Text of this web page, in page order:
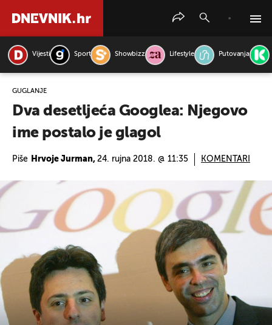
Vijesti Sport Showbizz Lifestyle Putovanja
GUGLANJE
Dva desetljeća Googlea: Njegovo
ime postalo je glagol
Piše Hrvoje Jurman, 24. rujna 2018. @ 11:35 KOMENTARI
PRETRAŽITE VIJESTI